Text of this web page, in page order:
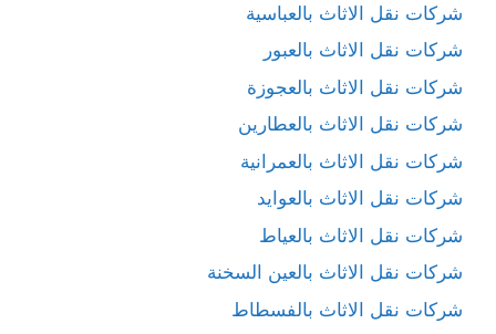
شركات نقل الاثاث بالعباسية
شركات نقل الاثاث بالعبور
شركات نقل الاثاث بالعجوزة
شركات نقل الاثاث بالعطارين
شركات نقل الاثاث بالعمرانية
شركات نقل الاثاث بالعوايد
شركات نقل الاثاث بالعياط
شركات نقل الاثاث بالعين السخنة
شركات نقل الاثاث بالفسطاط